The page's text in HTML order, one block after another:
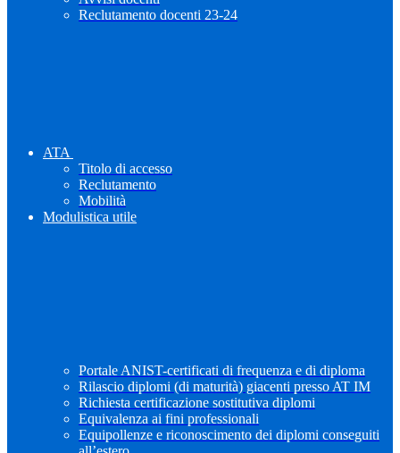
Reclutamento docenti 23-24
ATA
Titolo di accesso
Reclutamento
Mobilità
Modulistica utile
Portale ANIST-certificati di frequenza e di diploma
Rilascio diplomi (di maturità) giacenti presso AT IM
Richiesta certificazione sostitutiva diplomi
Equivalenza ai fini professionali
Equipollenze e riconoscimento dei diplomi conseguiti